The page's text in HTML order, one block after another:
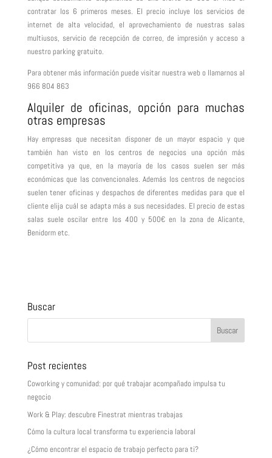
contratar los 6 primeros meses. El precio incluye los servicios de
internet de alta velocidad, el aprovechamiento de nuestras salas
multiusos, servicio de recepción de correo, de impresión y acceso a
nuestro parking gratuito.
Para obtener más información puede visitar nuestra web o llamarnos al
966 804 863
Alquiler de oficinas, opción para muchas
otras empresas
Hay empresas que necesitan disponer de un mayor espacio y que
también han visto en los centros de negocios una opción más
competitiva ya que, en la mayoría de los casos suelen ser más
económicas que las convencionales. Además los centros de negocios
suelen tener oficinas y despachos de diferentes medidas para que el
cliente elija cuál se adapta más a sus necesidades. El precio de estas
salas suele oscilar entre los 400 y 500€ en la zona de Alicante,
Benidorm etc.
Buscar
Post recientes
Coworking y comunidad: por qué trabajar acompañado impulsa tu
negocio
Work & Play: descubre Finestrat mientras trabajas
Cómo la cultura local transforma tu experiencia laboral
¿Cómo encontrar el espacio de trabajo perfecto para ti?